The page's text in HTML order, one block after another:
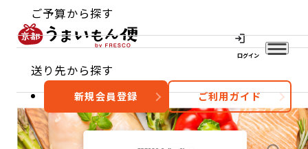
ログイン
ご予算から探す
送り先から探す
新規会員登録 ご利用ガイド